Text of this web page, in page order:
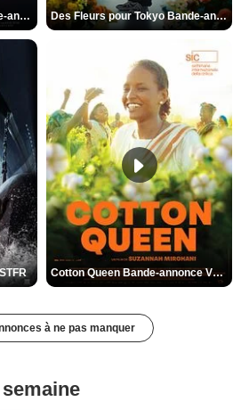
Les Silences de Riyad Bande-annonce VO STFR Des Fleurs pour Tokyo Bande-annonce VO STFR
Cotton Queen Bande-annonce VO STFR
à ne pas manquer